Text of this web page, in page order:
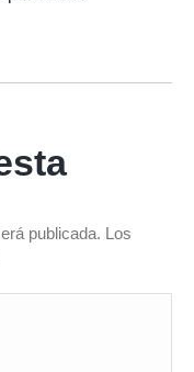
publicada. Los